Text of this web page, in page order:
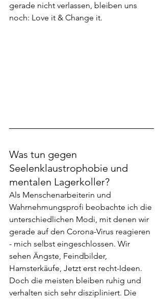
gerade nicht verlassen, bleiben uns
noch: Love it & Change it.
Was tun gegen
Seelenklaustrophobie und
mentalen Lagerkoller?
Als Menschenarbeiterin und
Wahrnehmungsprofi beobachte ich die
unterschiedlichen Modi, mit denen wir
gerade auf den Corona-Virus reagieren
- mich selbst eingeschlossen. Wir
sehen Ängste, Feindbilder,
Hamsterkäufe, Jetzt erst recht-Ideen.
Doch die meisten bleiben ruhig und
verhalten sich sehr diszipliniert. Die